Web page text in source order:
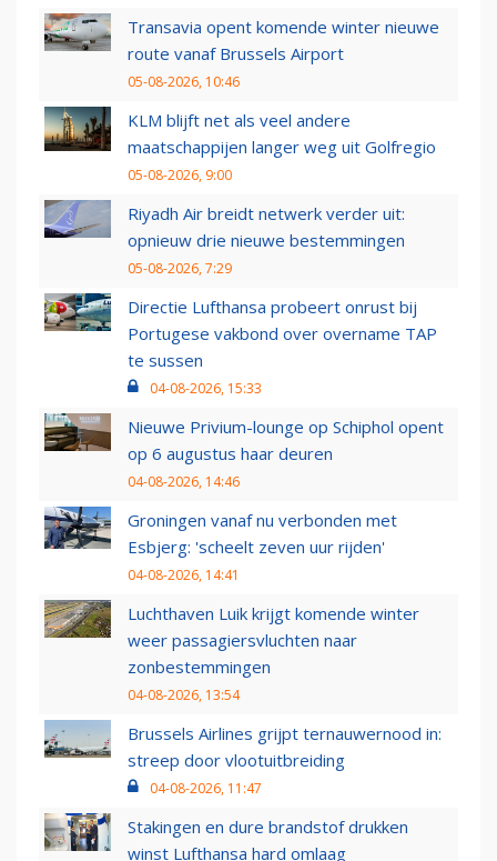
Transavia opent komende winter nieuwe
route vanaf Brussels Airport
05-08-2026, 10:46
KLM blijft net als veel andere
maatschappijen langer weg uit Golfregio
05-08-2026, 9:00
Riyadh Air breidt netwerk verder uit:
opnieuw drie nieuwe bestemmingen
05-08-2026, 7:29
Directie Lufthansa probeert onrust bij
Portugese vakbond over overname TAP
te sussen
04-08-2026, 15:33
Nieuwe Privium-lounge op Schiphol opent
op 6 augustus haar deuren
04-08-2026, 14:46
Groningen vanaf nu verbonden met
Esbjerg: 'scheelt zeven uur rijden'
04-08-2026, 14:41
Luchthaven Luik krijgt komende winter
weer passagiersvluchten naar
zonbestemmingen
04-08-2026, 13:54
Brussels Airlines grijpt ternauwernood in:
streep door vlootuitbreiding
04-08-2026, 11:47
Stakingen en dure brandstof drukken
winst Lufthansa hard omlaag